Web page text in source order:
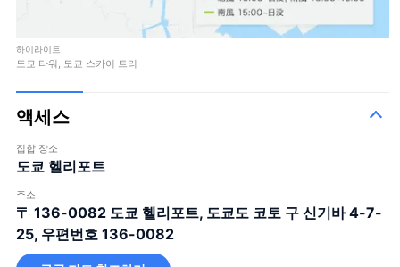
하이라이트
도쿄 타워, 도쿄 스카이 트리
액세스
집합 장소
도쿄 헬리포트
주소
〒 136-0082 도쿄 헬리포트, 도쿄도 코토 구 신기바 4-7-
25, 우편번호 136-0082